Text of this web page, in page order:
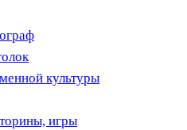
культуры
игры